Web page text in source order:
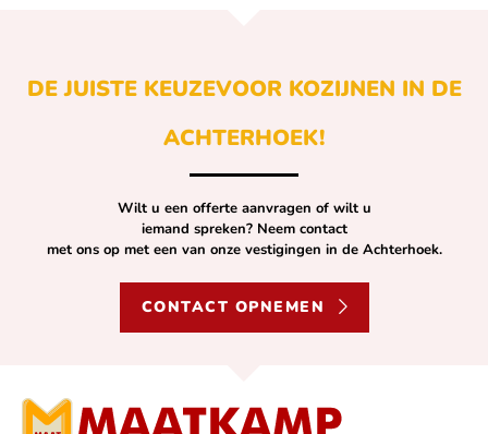
DE JUISTE KEUZEVOOR KOZIJNEN IN DE
ACHTERHOEK!
Wilt u een offerte aanvragen of wilt u
iemand spreken? Neem contact
met ons op met een van onze vestigingen in de Achterhoek.
CONTACT OPNEMEN